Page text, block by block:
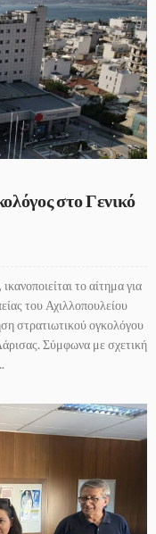
στο Γενικό
το αίτημα για
του Αχιλλοπουλείου
στρατιωτικού ογκολόγου
Σύμφωνα με σχετική